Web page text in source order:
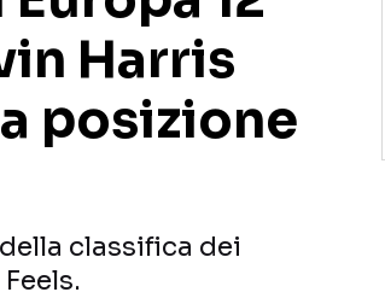
Harris
posizione
classifica dei